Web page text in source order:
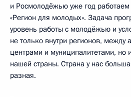
и Росмолодёжью уже год
«Регион для молодых». Задача
уровень работы с молодёжью и
не только внутри регионов, между
центрами и муниципалитетами, но
нашей страны. Страна у нас
разная.